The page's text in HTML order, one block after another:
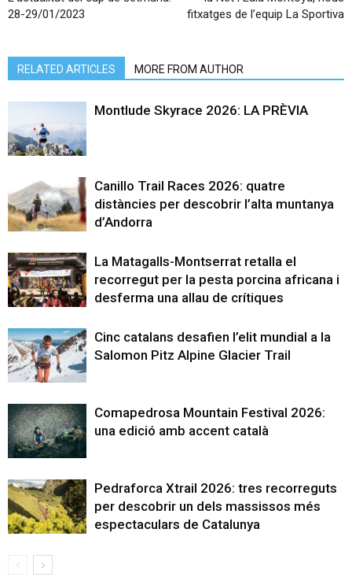
28-29/01/2023
fitxatges de l’equip La Sportiva
RELATED ARTICLES MORE FROM AUTHOR
Montlude Skyrace 2026: LA PRÈVIA
Canillo Trail Races 2026: quatre
distàncies per descobrir l’alta muntanya
d’Andorra
La Matagalls-Montserrat retalla el
recorregut per la pesta porcina africana i
desferma una allau de crítiques
Cinc catalans desafien l’elit mundial a la
Salomon Pitz Alpine Glacier Trail
Comapedrosa Mountain Festival 2026:
una edició amb accent català
Pedraforca Xtrail 2026: tres recorreguts
per descobrir un dels massissos més
espectaculars de Catalunya